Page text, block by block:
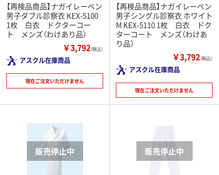
【再検品商品】ナガイレーベン
男子ダブル診察衣 KEX-5100
1枚 白衣 ドクターコー
ト メンズ（わけあり品）
￥3,792（税込）
アスクル在庫商品
現在ご注文いただけません
【再検品商品】ナガイレーベン
男子シングル診察衣 ホワイト
M KEX-5110 1枚 白衣 ドク
ターコート メンズ（わけあ
り品）
￥3,792（税込）
アスクル在庫商品
現在ご注文いただけません